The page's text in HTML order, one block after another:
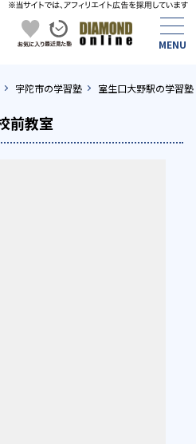
宇陀市の学習塾 室生口大野駅の学習塾
前教室